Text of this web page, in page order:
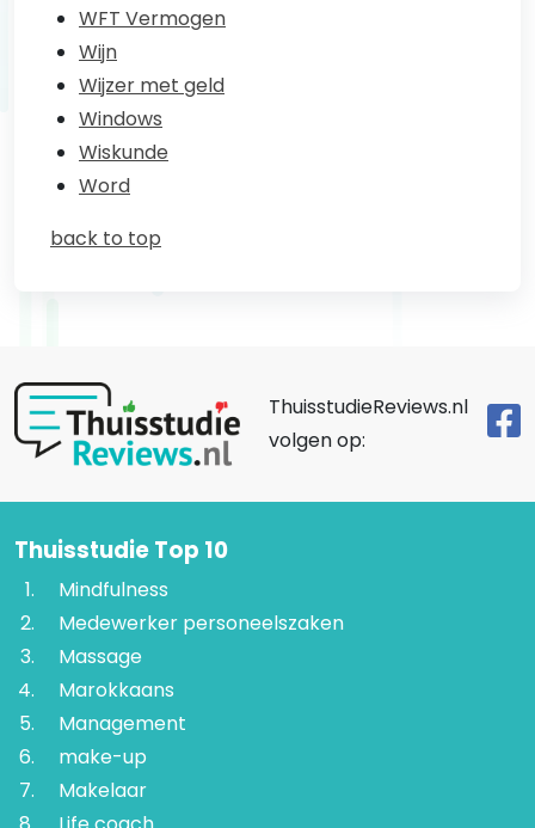
WFT Vermogen
Wijn
Wijzer met geld
Windows
Wiskunde
Word
back to top
ThuisstudieReviews.nl
volgen op:
Thuisstudie Top 10
Mindfulness
Medewerker personeelszaken
Massage
Marokkaans
Management
make-up
Makelaar